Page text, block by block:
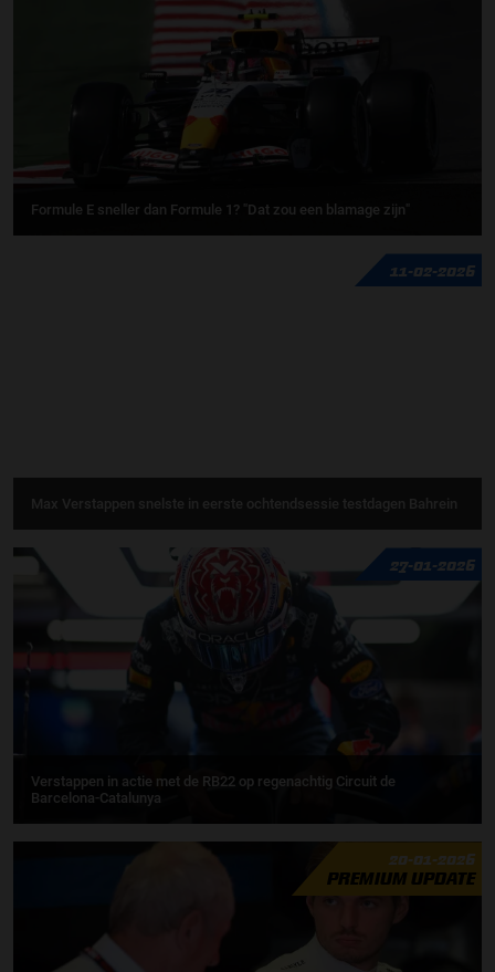
Formule E sneller dan Formule 1? "Dat zou een blamage zijn"
11-02-2026
Max Verstappen snelste in eerste ochtendsessie testdagen Bahrein
27-01-2026
Verstappen in actie met de RB22 op regenachtig Circuit de
Barcelona-Catalunya
20-01-2026
PREMIUM UPDATE